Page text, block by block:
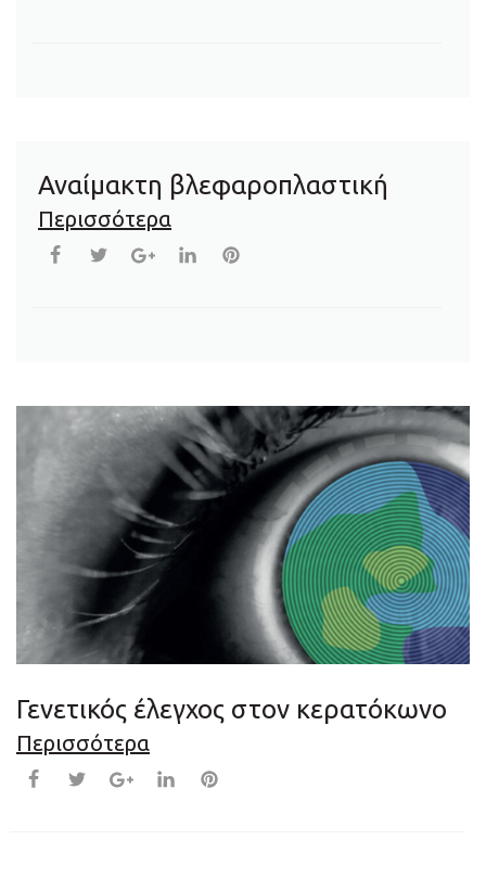
Αναίμακτη βλεφαροπλαστική
Περισσότερα
Γενετικός έλεγχος στον κερατόκωνο
Περισσότερα